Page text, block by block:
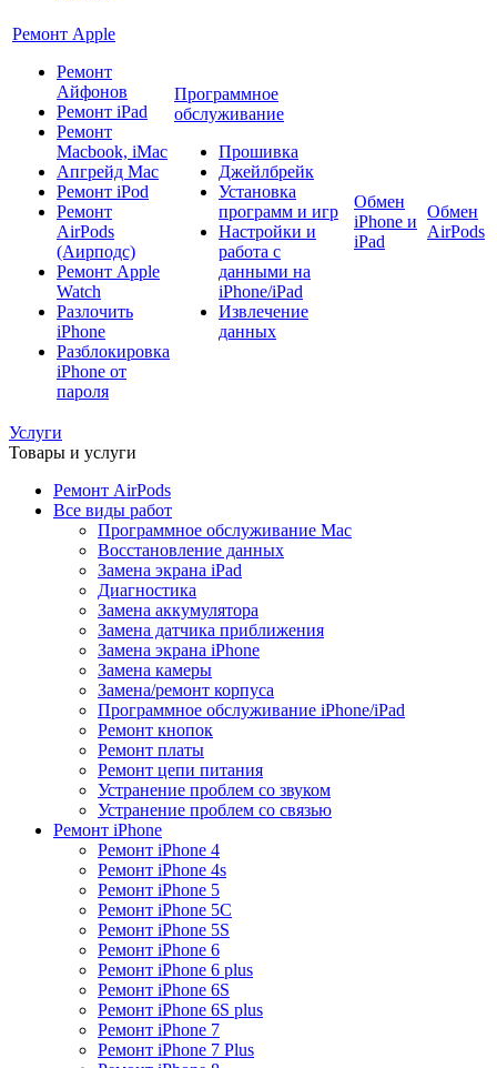
Ремонт Apple
Ремонт
Айфонов
Ремонт iPad
Ремонт
Macbook, iMac
Апгрейд Mac
Ремонт iPod
Ремонт
AirPods
(Аирподс)
Ремонт Apple
Watch
Разлочить
iPhone
Разблокировка
iPhone от
пароля
Программное
обслуживание
Прошивка
Джейлбрейк
Установка
программ и игр
Настройки и
работа с
данными на
iPhone/iPad
Извлечение
данных
Обмен
iPhone и
iPad
Обмен
AirPods
Услуги
Товары и услуги
Ремонт AirPods
Все виды работ
Программное обслуживание Mac
Восстановление данных
Замена экрана iPad
Диагностика
Замена аккумулятора
Замена датчика приближения
Замена экрана iPhone
Замена камеры
Замена/ремонт корпуса
Программное обслуживание iPhone/iPad
Ремонт кнопок
Ремонт платы
Ремонт цепи питания
Устранение проблем со звуком
Устранение проблем со связью
Ремонт iPhone
Ремонт iPhone 4
Ремонт iPhone 4s
Ремонт iPhone 5
Ремонт iPhone 5C
Ремонт iPhone 5S
Ремонт iPhone 6
Ремонт iPhone 6 plus
Ремонт iPhone 6S
Ремонт iPhone 6S plus
Ремонт iPhone 7
Ремонт iPhone 7 Plus